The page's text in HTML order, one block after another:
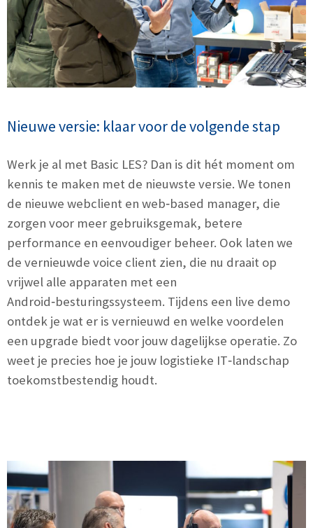
Nieuwe versie: klaar voor de volgende stap
Werk je al met Basic LES? Dan is dit hét moment om
kennis te maken met de nieuwste versie. We tonen
de nieuwe webclient en web‑based manager, die
zorgen voor meer gebruiksgemak, betere
performance en eenvoudiger beheer. Ook laten we
de vernieuwde voice client zien, die nu draait op
vrijwel alle apparaten met een
Android‑besturingssysteem. Tijdens een live demo
ontdek je wat er is vernieuwd en welke voordelen
een upgrade biedt voor jouw dagelijkse operatie. Zo
weet je precies hoe je jouw logistieke IT‑landschap
toekomstbestendig houdt.